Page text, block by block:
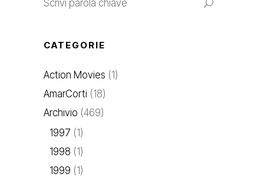
CATEGORIE
Action Movies (1)
AmarCorti (18)
Archivio (469)
1997 (1)
1998 (1)
1999 (1)